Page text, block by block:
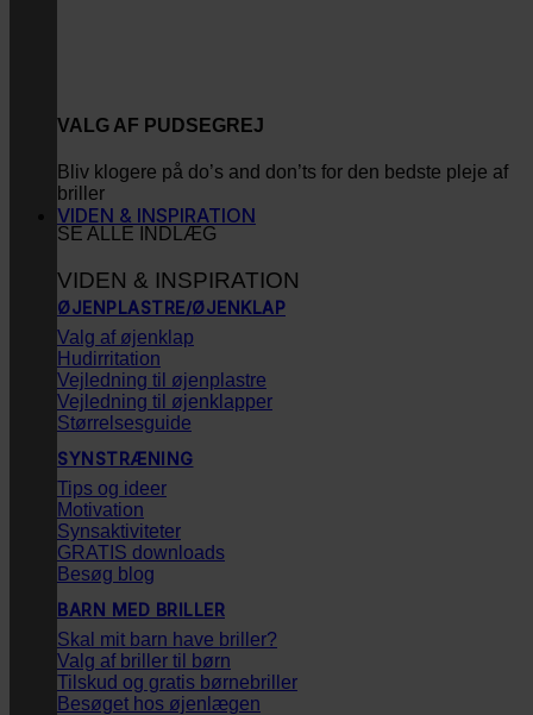
VALG AF PUDSEGREJ
Bliv klogere på do’s and don’ts for den bedste pleje af
briller
SE ALLE INDLÆG
VIDEN & INSPIRATION
VIDEN & INSPIRATION
ØJENPLASTRE/ØJENKLAP
Valg af øjenklap
Hudirritation
Vejledning til øjenplastre
Vejledning til øjenklapper
Størrelsesguide
SYNSTRÆNING
Tips og ideer
Motivation
Synsaktiviteter
GRATIS downloads
Besøg blog
BARN MED BRILLER
Skal mit barn have briller?
Valg af briller til børn
Tilskud og gratis børnebriller
Besøget hos øjenlægen